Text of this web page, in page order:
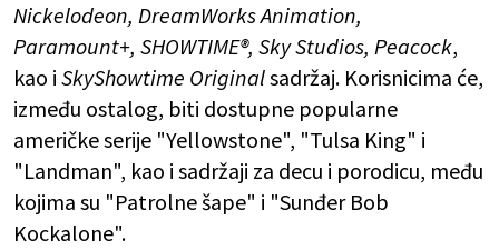
Nickelodeon, DreamWorks Animation,
Paramount+, SHOWTIME®, Sky Studios, Peacock,
kao i SkyShowtime Originalsadržaj. Korisnicima će,
između ostalog, biti dostupne popularne
američke serije "Yellowstone", "Tulsa King" i
"Landman", kao i sadržaji za decu i porodicu, među
kojima su "Patrolne šape" i "Sunđer Bob
Kockalone".